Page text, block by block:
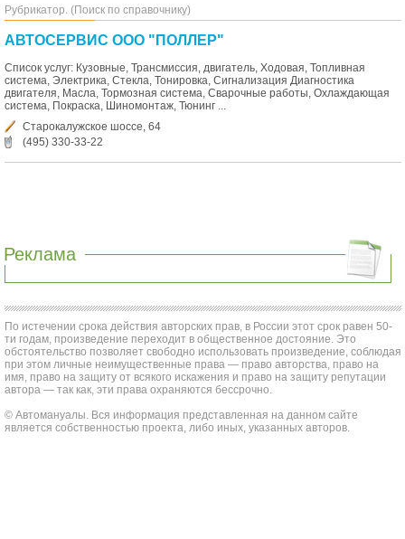
Рубрикатор. (Поиск по справочнику)
АВТОСЕРВИС ООО "ПОЛЛЕР"
Список услуг: Кузовные, Трансмиссия, двигатель, Ходовая, Топливная
система, Электрика, Стекла, Тонировка, Сигнализация Диагностика
двигателя, Масла, Тормозная система, Сварочные работы, Охлаждающая
система, Покраска, Шиномонтаж, Тюнинг ...
Старокалужское шоссе, 64
(495) 330-33-22
Реклама
По истечении срока действия авторских прав, в России этот срок равен 50-
ти годам, произведение переходит в общественное достояние. Это
обстоятельство позволяет свободно использовать произведение, соблюдая
при этом личные неимущественные права — право авторства, право на
имя, право на защиту от всякого искажения и право на защиту репутации
автора — так как, эти права охраняются бессрочно.
© Автомануалы. Вся информация представленная на данном сайте
является собственностью проекта, либо иных, указанных авторов.